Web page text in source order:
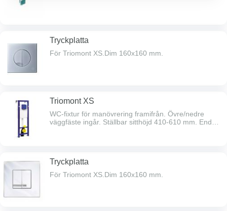
Tryckplatta
För Triomont XS.Dim 160x160 mm.
Triomont XS
WC-fixtur för manövrering framifrån. Övre/nedre
väggfäste ingår. Ställbar sitthöjd 410-610 mm. Endast
Tryckplatta
För Triomont XS.Dim 160x160 mm.